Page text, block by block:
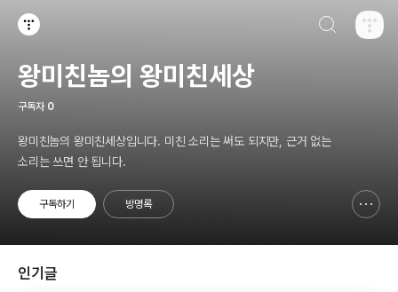
왕미친놈의 왕미친세상
구독자 0
왕미친놈의 왕미친세상입니다. 미친 소리는 써도 되지만, 근거 없는
소리는 쓰면 안 됩니다.
구독하기 방명록
인기글